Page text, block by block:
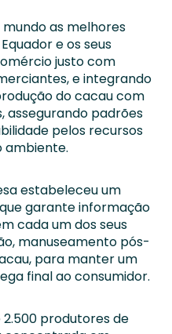
as melhores
e os seus
justo com
e integrando
do cacau com
assegurando padrões
pelos recursos
ambiente.
estabeleceu um
garante informação
cada um dos seus
manuseamento pós-
para manter um
final ao consumidor.
produtores de